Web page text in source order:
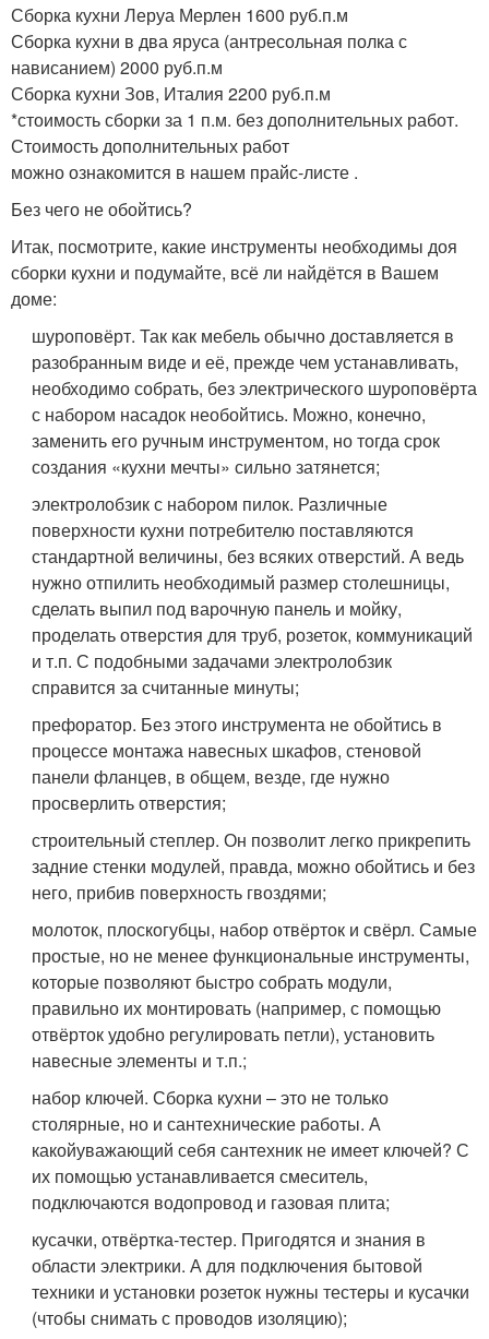
Сборка кухни Леруа Мерлен 1600 руб.п.м
Сборка кухни в два яруса (антресольная полка с
нависанием) 2000 руб.п.м
Сборка кухни Зов, Италия 2200 руб.п.м
*стоимость сборки за 1 п.м. без дополнительных работ.
Стоимость дополнительных работ
можно ознакомится в нашем прайс-листе .
Без чего не обойтись?
Итак, посмотрите, какие инструменты необходимы доя
сборки кухни и подумайте, всё ли найдётся в Вашем
доме:
шуроповёрт. Так как мебель обычно доставляется в
разобранным виде и её, прежде чем устанавливать,
необходимо собрать, без электрического шуроповёрта
с набором насадок необойтись. Можно, конечно,
заменить его ручным инструментом, но тогда срок
создания «кухни мечты» сильно затянется;
электролобзик с набором пилок. Различные
поверхности кухни потребителю поставляются
стандартной величины, без всяких отверстий. А ведь
нужно отпилить необходимый размер столешницы,
сделать выпил под варочную панель и мойку,
проделать отверстия для труб, розеток, коммуникаций
и т.п. С подобными задачами электролобзик
справится за считанные минуты;
префоратор. Без этого инструмента не обойтись в
процессе монтажа навесных шкафов, стеновой
панели фланцев, в общем, везде, где нужно
просверлить отверстия;
строительный степлер. Он позволит легко прикрепить
задние стенки модулей, правда, можно обойтись и без
него, прибив поверхность гвоздями;
молоток, плоскогубцы, набор отвёрток и свёрл. Самые
простые, но не менее функциональные инструменты,
которые позволяют быстро собрать модули,
правильно их монтировать (например, с помощью
отвёрток удобно регулировать петли), установить
навесные элементы и т.п.;
набор ключей. Сборка кухни – это не только
столярные, но и сантехнические работы. А
какойуважающий себя сантехник не имеет ключей? С
их помощью устанавливается смеситель,
подключаются водопровод и газовая плита;
кусачки, отвёртка-тестер. Пригодятся и знания в
области электрики. А для подключения бытовой
техники и установки розеток нужны тестеры и кусачки
(чтобы снимать с проводов изоляцию);